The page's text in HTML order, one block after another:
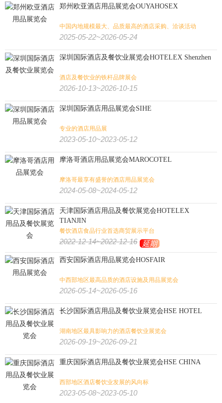
郑州欧亚酒店用品展览会OUYAHOSEX
中国内地规模最大、品质最高的酒店采购、洽谈活动
2025-05-22~2026-05-24
深圳国际酒店及餐饮业展览会HOTELEX Shenzhen
酒店及餐饮业的铁杆品牌展会
2026-10-13~2026-10-15
深圳国际酒店用品展览会SIHE
专业的酒店用品展
2023-05-10~2023-05-12
摩洛哥酒店用品展览会MAROCOTEL
摩洛哥最享有盛誉的酒店用品展览会
2024-05-08~2024-05-12
天津国际酒店用品及餐饮展览会HOTELEX
TIANJIN
餐饮酒店食品行业首选商贸展示平台
2022-12-14~2022-12-16 延期
西安国际酒店用品展览会HOSFAIR
中西部地区最高品质的酒店设施及用品展览会
2026-05-14~2026-05-16
长沙国际酒店用品及餐饮业展览会HSE HOTEL
湖南地区最具影响力的酒店餐饮业展览会
2026-09-19~2026-09-21
重庆国际酒店用品及餐饮业展览会HSE CHINA
西部地区酒店餐饮业发展的风向标
2023-05-08~2023-05-10